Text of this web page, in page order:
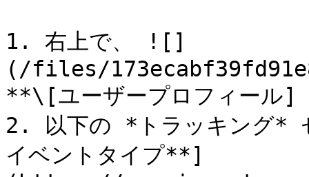
1. 右上で、 ![]
(/files/
**\[ユーザープロフィー
2. 以下の *トラッキング*
イベントタイプ**]